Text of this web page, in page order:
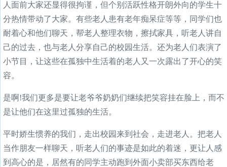
人面前大家还显得很拘谨，但个别活跃性格开朗外向的学生十
分热情带动了大家。有些老人患有老年痴呆症等等，同学们也
耐着心和他们聊天，帮老人整理衣物，擦拭家具，听老人讲自
己的过去，也与老人分享自己的校园生活。还为老人们表演了
小节目，让这些在孤独中生活着的老人又一次露出了开心的笑
容。
是啊!我们更多是要让老爷爷奶奶们继续把笑容挂在脸上，而不
是让他们在这里过孤独的生活。
平时娇生惯养的我们，走出校园来到社会，走进老人。把老人
当作朋友一样聊天，听老人们的事迹是如此的着迷，更让人感
到高心的是，居然有的同学主动跑到外面小卖部买东西给老